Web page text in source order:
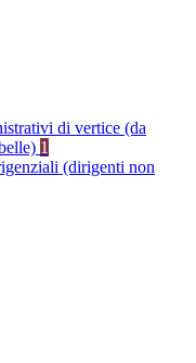
di vertice (da
1
(dirigenti non